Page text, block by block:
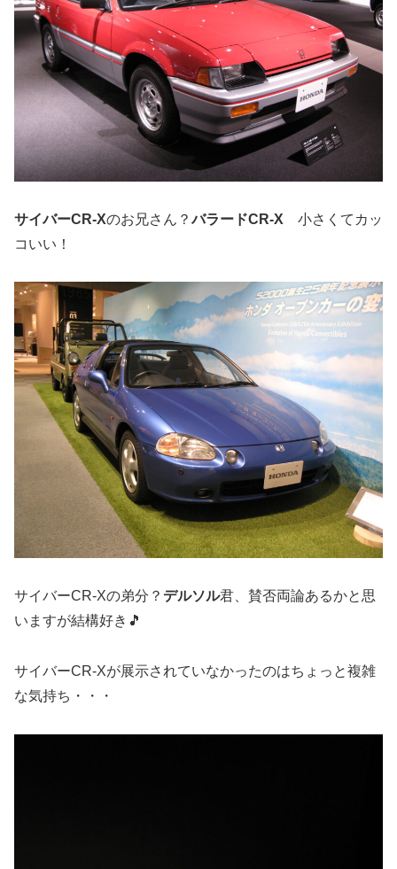
サイバーCR-Xのお兄さん？バラードCR-X 小さくてカッ
コいい！
サイバーCR-Xの弟分？ デルソル君、賛否両論あるかと思
いますが結構好き🎵
サイバーCR-Xが展示されていなかったのはちょっと複雑
な気持ち・・・